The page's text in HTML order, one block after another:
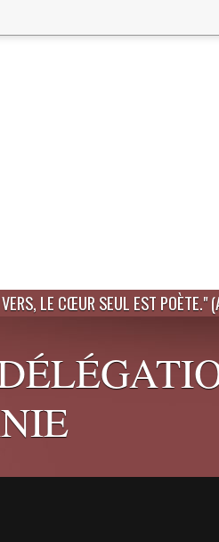
LE CŒUR SEUL EST POÈTE."